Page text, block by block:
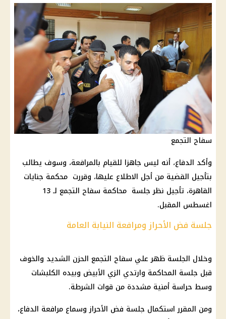
سفاح التجمع
وأكد الدفاع، أنه ليس جاهزا للقيام بالمرافعة، وسوف يطالب
بتأجيل القضية من أجل الاطلاع عليها، وقررت محكمة جنايات
القاهرة، تأجيل نظر جلسة محاكمة سفاح التجمع
لـ 13
اغسطس المقبل.
جلسة فض الأحراز ومرافعة النيابة العامة
وخلال الجلسة ظهر علي سفاح التجمع الحزن الشديد والخوف
قبل جلسة المحاكمة وارتدي الزي الأبيض وبيده الكلبشات
وسط حراسة أمنية مشددة من قوات الشرطة.
ومن المقرر استكمال جلسة فض الأحراز وسماع مرافعة الدفاع،